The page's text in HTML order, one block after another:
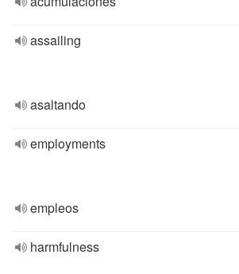
assailing
asaltando
employments
empleos
harmfulness